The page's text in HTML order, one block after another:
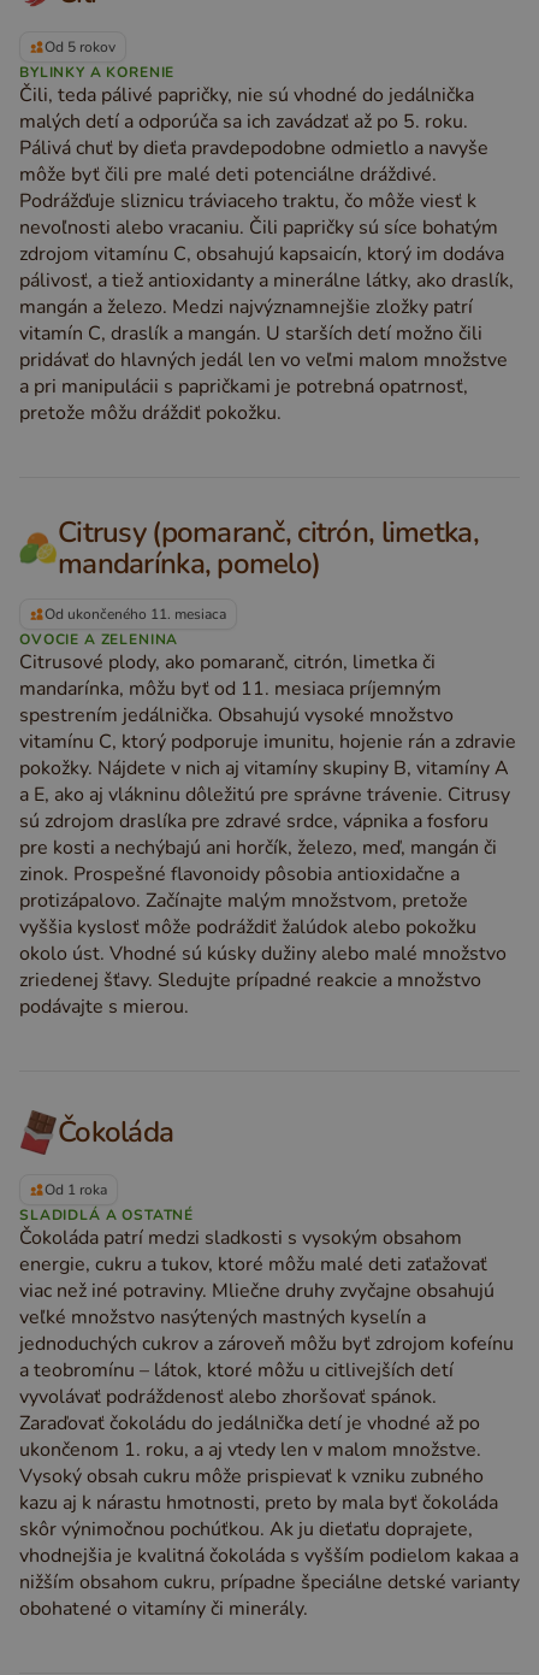
Od 5 rokov
BYLINKY A KORENIE
Čili, teda pálivé papričky, nie sú vhodné do jedálnička
malých detí a odporúča sa ich zavádzať až po 5. roku.
Pálivá chuť by dieťa pravdepodobne odmietlo a navyše
môže byť čili pre malé deti potenciálne dráždivé.
Podrážďuje sliznicu tráviaceho traktu, čo môže viesť k
nevoľnosti alebo vracaniu. Čili papričky sú síce bohatým
zdrojom vitamínu C, obsahujú kapsaicín, ktorý im dodáva
pálivosť, a tiež antioxidanty a minerálne látky, ako draslík,
mangán a železo. Medzi najvýznamnejšie zložky patrí
vitamín C, draslík a mangán. U starších detí možno čili
pridávať do hlavných jedál len vo veľmi malom množstve
a pri manipulácii s papričkami je potrebná opatrnosť,
pretože môžu dráždiť pokožku.
Citrusy (pomaranč, citrón, limetka,
mandarínka, pomelo)
Od ukončeného 11. mesiaca
OVOCIE A ZELENINA
Citrusové plody, ako pomaranč, citrón, limetka či
mandarínka, môžu byť od 11. mesiaca príjemným
spestrením jedálnička. Obsahujú vysoké množstvo
vitamínu C, ktorý podporuje imunitu, hojenie rán a zdravie
pokožky. Nájdete v nich aj vitamíny skupiny B, vitamíny A
a E, ako aj vlákninu dôležitú pre správne trávenie. Citrusy
sú zdrojom draslíka pre zdravé srdce, vápnika a fosforu
pre kosti a nechýbajú ani horčík, železo, meď, mangán či
zinok. Prospešné flavonoidy pôsobia antioxidačne a
protizápalovo. Začínajte malým množstvom, pretože
vyššia kyslosť môže podráždiť žalúdok alebo pokožku
okolo úst. Vhodné sú kúsky dužiny alebo malé množstvo
zriedenej šťavy. Sledujte prípadné reakcie a množstvo
podávajte s mierou.
Čokoláda
Od 1 roka
SLADIDLÁ A OSTATNÉ
Čokoláda patrí medzi sladkosti s vysokým obsahom
energie, cukru a tukov, ktoré môžu malé deti zaťažovať
viac než iné potraviny. Mliečne druhy zvyčajne obsahujú
veľké množstvo nasýtených mastných kyselín a
jednoduchých cukrov a zároveň môžu byť zdrojom kofeínu
a teobromínu – látok, ktoré môžu u citlivejších detí
vyvolávať podráždenosť alebo zhoršovať spánok.
Zaraďovať čokoládu do jedálnička detí je vhodné až po
ukončenom 1. roku, a aj vtedy len v malom množstve.
Vysoký obsah cukru môže prispievať k vzniku zubného
kazu aj k nárastu hmotnosti, preto by mala byť čokoláda
skôr výnimočnou pochúťkou. Ak ju dieťaťu doprajete,
vhodnejšia je kvalitná čokoláda s vyšším podielom kakaa a
nižším obsahom cukru, prípadne špeciálne detské varianty
obohatené o vitamíny či minerály.